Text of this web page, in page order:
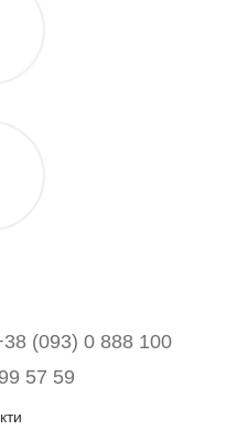
(093) 0 888 100
57 59